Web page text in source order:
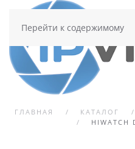
Перейти к содержимому
ГЛАВНАЯ КАТАЛОГ
HIWATCH